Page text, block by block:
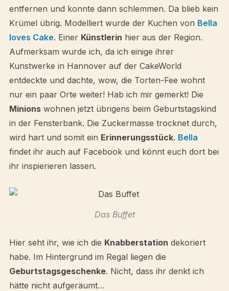
entfernen und konnte dann schlemmen. Da blieb kein
Krümel übrig. Modelliert wurde der Kuchen von Bella
loves Cake. Einer Künstlerin hier aus der Region.
Aufmerksam wurde ich, da ich einige ihrer
Kunstwerke in Hannover auf der CakeWorld
entdeckte und dachte, wow, die Torten-Fee wohnt
nur ein paar Orte weiter! Hab ich mir gemerkt! Die
Minionswohnen jetzt übrigens beim Geburtstagskind
in der Fensterbank. Die Zuckermasse trocknet durch,
wird hart und somit ein Erinnerungsstück. Bella
findet ihr auch auf Facebook und könnt euch dort bei
ihr inspierieren lassen.
Das Buffet
Hier seht ihr, wie ich die Knabberstation dekoriert
habe. Im Hintergrund im Regal liegen die
Geburtstagsgeschenke. Nicht, dass ihr denkt ich
hätte nicht aufgeräumt…